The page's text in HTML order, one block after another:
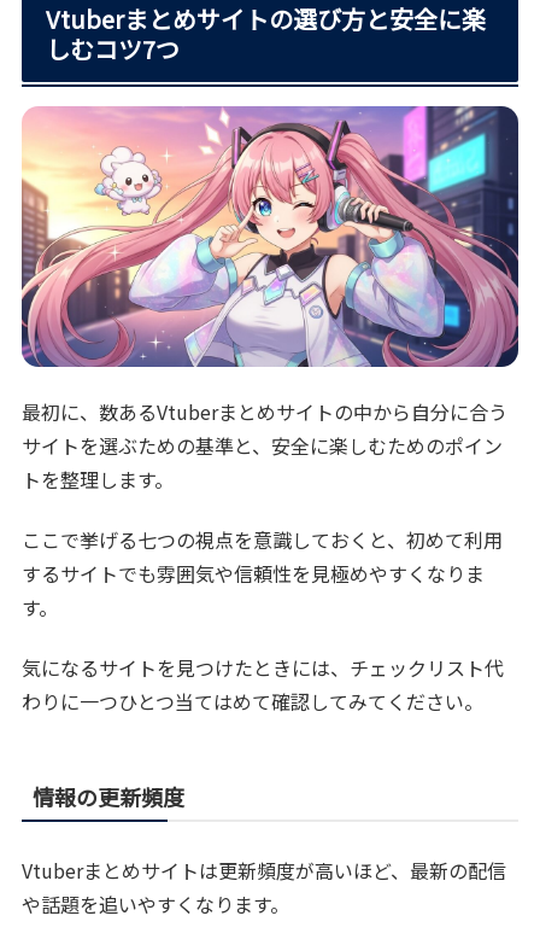
Vtuberまとめサイトの選び方と安全に楽
しむコツ7つ
最初に、数あるVtuberまとめサイトの中から自分に合う
サイトを選ぶための基準と、安全に楽しむためのポイン
トを整理します。
ここで挙げる七つの視点を意識しておくと、初めて利用
するサイトでも雰囲気や信頼性を見極めやすくなりま
す。
気になるサイトを見つけたときには、チェックリスト代
わりに一つひとつ当てはめて確認してみてください。
情報の更新頻度
Vtuberまとめサイトは更新頻度が高いほど、最新の配信
や話題を追いやすくなります。